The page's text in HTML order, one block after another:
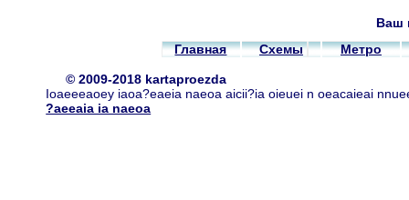
Ваш
Главная
Схемы Метро
© 2009-2018 kartaproezda
Ioaeeeaoey iaoa?eaeia naeoa aicii?ia oieuei n oeacaieai
?aeeaia ia naeoa